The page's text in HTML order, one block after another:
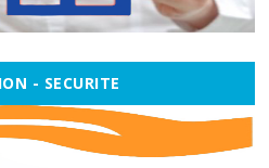
- SECURITE